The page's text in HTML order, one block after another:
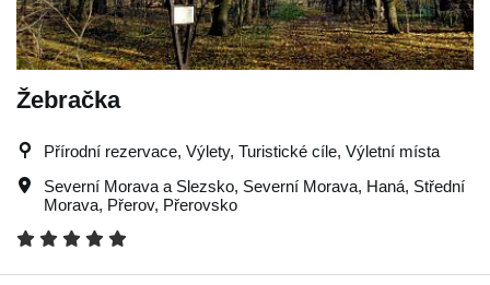
Žebračka
Přírodní rezervace, Výlety, Turistické cíle, Výletní místa
Severní Morava a Slezsko, Severní Morava, Haná, Střední
Morava, Přerov, Přerovsko